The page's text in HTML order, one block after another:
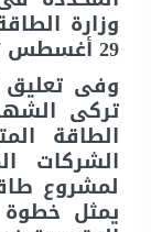
وزارة
29 أغسطس 2017م
وفى
تركى
الطاقة
الشركات
لمشروع
يمثل خطوة